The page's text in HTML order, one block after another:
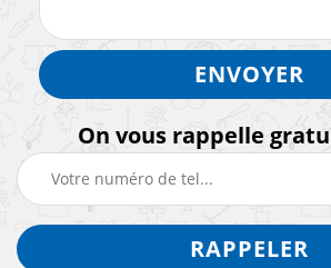
On vous rappelle